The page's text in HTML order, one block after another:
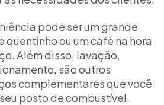
pode ser um grande
quentinho ou um café na hora
Além disso, lavação,
são outros
complementares que você
posto de combustível.